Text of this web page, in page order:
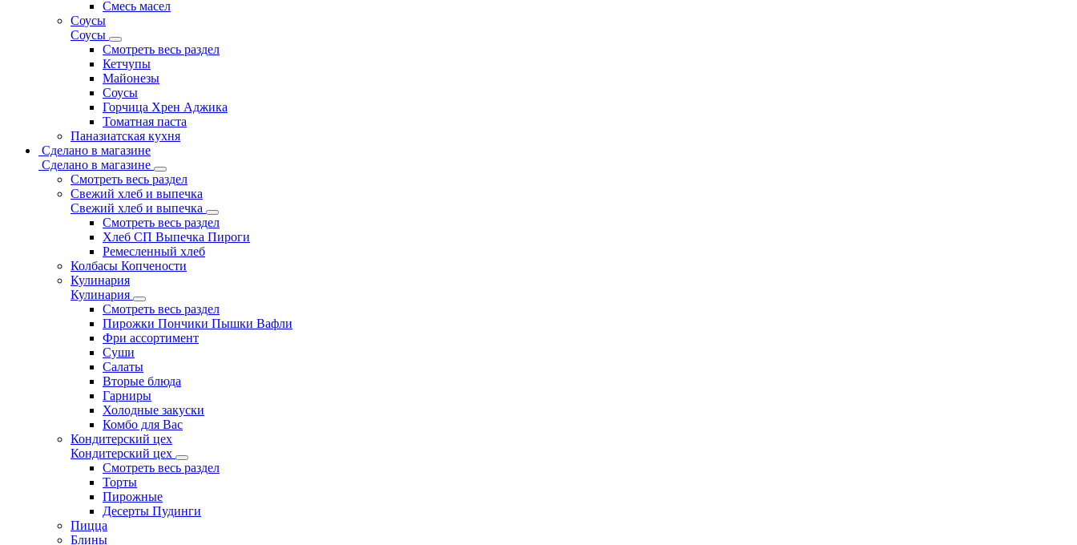
Смесь масел
Соусы
Соусы
Смотреть весь раздел
Кетчупы
Майонезы
Соусы
Горчица Хрен Аджика
Томатная паста
Паназиатская кухня
Сделано в магазине
Сделано в магазине
Смотреть весь раздел
Свежий хлеб и выпечка
Свежий хлеб и выпечка
Смотреть весь раздел
Хлеб СП Выпечка Пироги
Ремесленный хлеб
Колбасы Копчености
Кулинария
Кулинария
Смотреть весь раздел
Пирожки Пончики Пышки Вафли
Фри ассортимент
Суши
Салаты
Вторые блюда
Гарниры
Холодные закуски
Комбо для Вас
Кондитерский цех
Кондитерский цех
Смотреть весь раздел
Торты
Пирожные
Десерты Пудинги
Пицца
Блины